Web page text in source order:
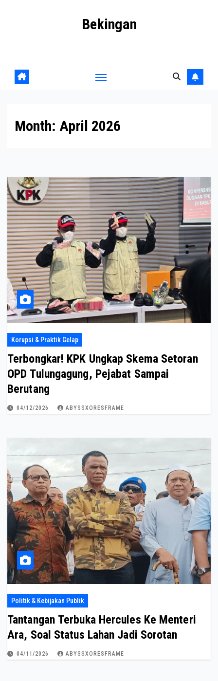
Bekingan
Month: April 2026
Korupsi & Praktik Gelap
Terbongkar! KPK Ungkap Skema Setoran
OPD Tulungagung, Pejabat Sampai
Berutang
04/12/2026 ABYSSXORESFRAME
Politik & Kebijakan Publik
Tantangan Terbuka Hercules Ke Menteri
Ara, Soal Status Lahan Jadi Sorotan
04/11/2026 ABYSSXORESFRAME